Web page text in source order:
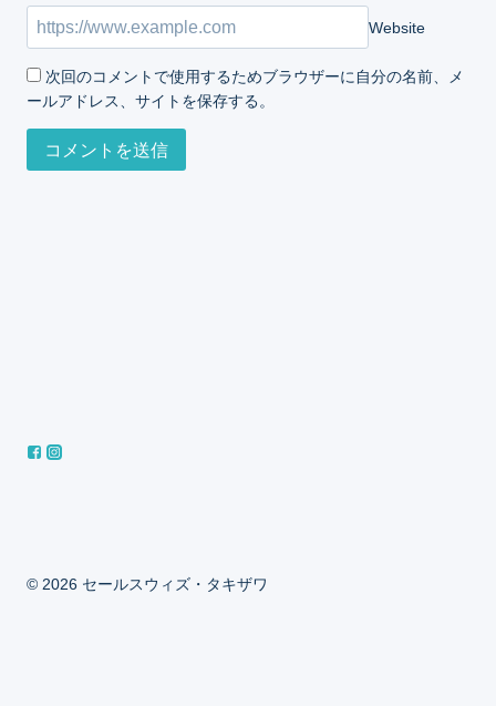
Website
次回のコメントで使用するためブラウザーに自分の名前、メ
ールアドレス、サイトを保存する。
© 2026 セールスウィズ・タキザワ